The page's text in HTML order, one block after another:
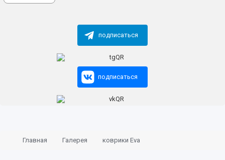
подписаться
подписаться
Главная Галерея коврики Eva